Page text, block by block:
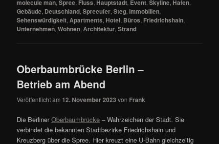
molecule man,Spree, Fluss, Hauptstadt, Event,Skyline, Hafen,
Gebäude, Deutschland,Spreeufer,Steg,Immobilien,
Sehenswürdigkeit, Apartments, Hotel, Büros, Friedrichshain,
Unternehmen,Wohnen, Architektur,Strand
Oberbaumbrücke Berlin –
Betrieb am Abend
Veröffentlicht am 12. November 2023 von Frank
Die BerlinerOberbaumbrücke – Wahrzeichen der Stadt. Sie
verbindet die bekannten Stadtbezirke Friedrichshain und
Kreuzberg über die Spree. Hier kreuzt eine U-Bahn gleichzeitig